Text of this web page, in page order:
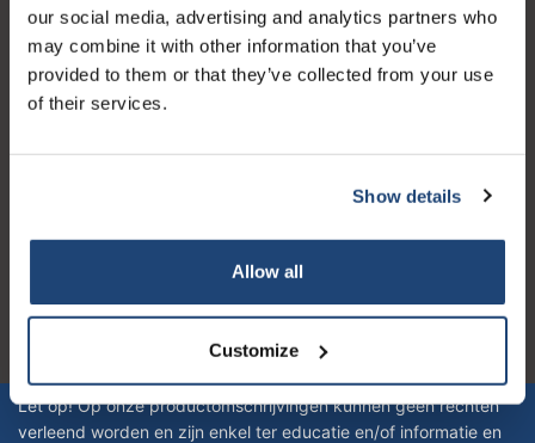
our social media, advertising and analytics partners who
may combine it with other information that you’ve
provided to them or that they’ve collected from your use
of their services.
Show details
Allow all
Customize
Coordonnées
Horaires d'ouvertures
4.4
Let op! Op onze productomschrijvingen kunnen geen rechten
verleend worden en zijn enkel ter educatie en/of informatie en